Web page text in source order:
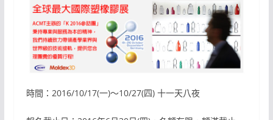
時間：2016/10/17(一)～10/27(四) 十一天八夜